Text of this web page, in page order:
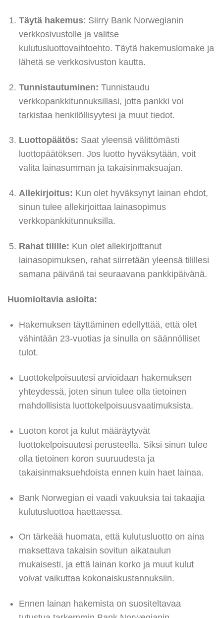
Täytä hakemus: Siirry Bank Norwegianin
verkkosivustolle ja valitse
kulutusluottovaihtoehto. Täytä hakemuslomake ja
lähetä se verkkosivuston kautta.
Tunnistautuminen: Tunnistaudu
verkkopankkitunnuksillasi, jotta pankki voi
tarkistaa henkilöllisyytesi ja muut tiedot.
Luottopäätös: Saat yleensä välittömästi
luottopäätöksen. Jos luotto hyväksytään, voit
valita lainasumman ja takaisinmaksuajan.
Allekirjoitus: Kun olet hyväksynyt lainan ehdot,
sinun tulee allekirjoittaa lainasopimus
verkkopankkitunnuksilla.
Rahat tilille: Kun olet allekirjoittanut
lainasopimuksen, rahat siirretään yleensä tilillesi
samana päivänä tai seuraavana pankkipäivänä.
Huomioitavia asioita:
Hakemuksen täyttäminen edellyttää, että olet
vähintään 23-vuotias ja sinulla on säännölliset
tulot.
Luottokelpoisuutesi arvioidaan hakemuksen
yhteydessä, joten sinun tulee olla tietoinen
mahdollisista luottokelpoisuusvaatimuksista.
Luoton korot ja kulut määräytyvät
luottokelpoisuutesi perusteella. Siksi sinun tulee
olla tietoinen koron suuruudesta ja
takaisinmaksuehdoista ennen kuin haet lainaa.
Bank Norwegian ei vaadi vakuuksia tai takaajia
kulutusluottoa haettaessa.
On tärkeää huomata, että kulutusluotto on aina
maksettava takaisin sovitun aikataulun
mukaisesti, ja että lainan korko ja muut kulut
voivat vaikuttaa kokonaiskustannuksiin.
Ennen lainan hakemista on suositeltavaa